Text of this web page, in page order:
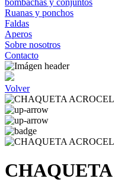
bombachas y conjuntos
Ruanas y ponchos
Faldas
Aperos
Sobre nosotros
Contacto
Volver